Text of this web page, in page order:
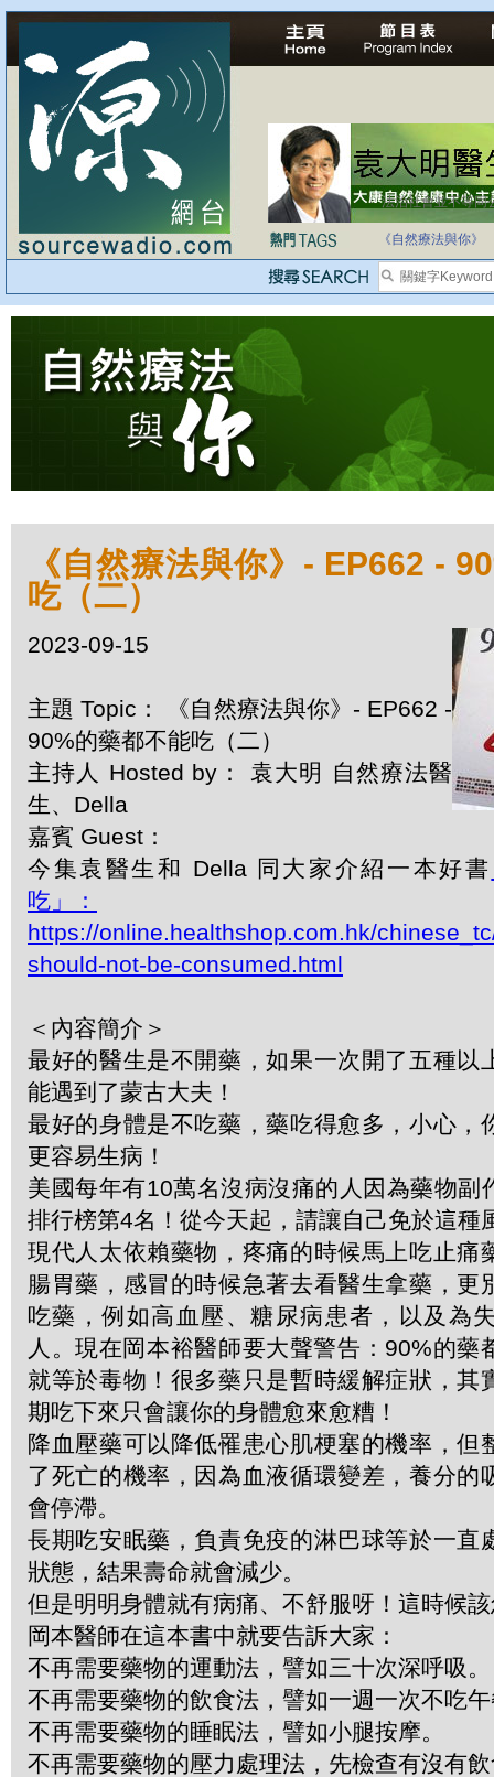
法治社會並不等同
自家教育合法化-
《自然療法與你》
《自然療法與你》- EP662 -
吃（二）
2023-09-15
主題 Topic： 《自然療法與你》- EP662 -
90%的藥都不能吃（二）
主持人 Hosted by： 袁大明 自然療法醫
生、Della
嘉賓 Guest：
今集袁醫生和 Della 同大家介紹一本好書
吃」：
https://online.healthshop.com.hk/
should-not-be-consumed.html
＜內容簡介＞
最好的醫生是不開藥，如果一次開了五種以
能遇到了蒙古大夫！
最好的身體是不吃藥，藥吃得愈多，小心，
更容易生病！
美國每年有10萬名沒病沒痛的人因為藥物副
排行榜第4名！從今天起，請讓自己免於這種
現代人太依賴藥物，疼痛的時候馬上吃止痛
腸胃藥，感冒的時候急著去看醫生拿藥，更
吃藥，例如高血壓、糖尿病患者，以及為
人。現在岡本裕醫師要大聲警告：90%的藥
就等於毒物！很多藥只是暫時緩解症狀，其
期吃下來只會讓你的身體愈來愈糟！
降血壓藥可以降低罹患心肌梗塞的機率，但
了死亡的機率，因為血液循環變差，養分的
會停滯。
長期吃安眠藥，負責免疫的淋巴球等於一直
狀態，結果壽命就會減少。
但是明明身體就有病痛、不舒服呀！這時候
岡本醫師在這本書中就要告訴大家：
不再需要藥物的運動法，譬如三十次深呼吸。
不再需要藥物的飲食法，譬如一週一次不吃
不再需要藥物的睡眠法，譬如小腿按摩。
不再需要藥物的壓力處理法，先檢查有沒有